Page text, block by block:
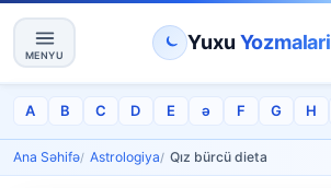
MENYU
Yuxu Yozmalari
A B C D E ə F G H
Ana Səhifə Astrologiya Qız bürcü dieta